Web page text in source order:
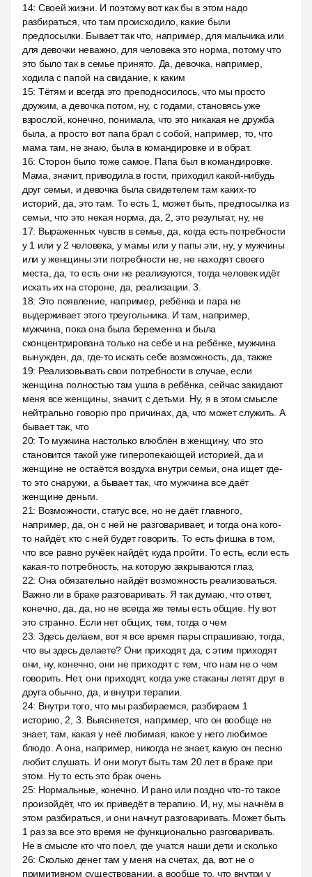
14: Своей жизни. И поэтому вот как бы в этом надо
разбираться, что там происходило, какие были
предпосылки. Бывает так что, например, для мальчика или
для девочки неважно, для человека это норма, потому что
это было так в семье принято. Да, девочка, например,
ходила с папой на свидание, к каким
15: Тётям и всегда это преподносилось, что мы просто
дружим, а девочка потом, ну, с годами, становясь уже
взрослой, конечно, понимала, что это никакая не дружба
была, а просто вот папа брал с собой, например, то, что
мама там, не знаю, была в командировке и в обрат.
16: Сторон было тоже самое. Папа был в командировке.
Мама, значит, приводила в гости, приходил какой-нибудь
друг семьи, и девочка была свидетелем там каких-то
историй, да, это там. То есть 1, может быть, предпосылка из
семьи, что это некая норма, да, 2, это результат, ну, не
17: Выраженных чувств в семье, да, когда есть потребности
у 1 или у 2 человека, у мамы или у папы эти, ну, у мужчины
или у женщины эти потребности не, не находят своего
места, да, то есть они не реализуются, тогда человек идёт
искать их на стороне, да, реализации. 3.
18: Это появление, например, ребёнка и пара не
выдерживает этого треугольника. И там, например,
мужчина, пока она была беременна и была
сконцентрирована только на себе и на ребёнке, мужчина
вынужден, да, где-то искать себе возможность, да, также
19: Реализовывать свои потребности в случае, если
женщина полностью там ушла в ребёнка, сейчас закидают
меня все женщины, значит, с детьми. Ну, я в этом смысле
нейтрально говорю про причинах, да, что может служить. А
бывает так, что
20: То мужчина настолько влюблён в женщину, что это
становится такой уже гиперопекающей историей, да и
женщине не остаётся воздуха внутри семьи, она ищет где-
то это снаружи, а бывает так, что мужчина все даёт
женщине деньги.
21: Возможности, статус все, но не даёт главного,
например, да, он с ней не разговаривает, и тогда она кого-
то найдёт, кто с ней будет говорить. То есть фишка в том,
что все равно ручёек найдёт, куда пройти. То есть, если есть
какая-то потребность, на которую закрываются глаз,
22: Она обязательно найдёт возможность реализоваться.
Важно ли в браке разговаривать. Я так думаю, что ответ,
конечно, да, да, но не всегда же темы есть общие. Ну вот
это странно. Если нет общих, тем, тогда о чем
23: Здесь делаем, вот я все время пары спрашиваю, тогда,
что вы здесь делаете? Они приходят, да, с этим приходят
они, ну, конечно, они не приходят с тем, что нам не о чем
говорить. Нет, они приходят, когда уже стаканы летят друг в
друга обычно, да, и внутри терапии.
24: Внутри того, что мы разбираемся, разбираем 1
историю, 2, 3. Выясняется, например, что он вообще не
знает, там, какая у неё любимая, какое у него любимое
блюдо. А она, например, никогда не знает, какую он песню
любит слушать. И они могут быть там 20 лет в браке при
этом. Ну то есть это брак очень
25: Нормальные, конечно. И рано или поздно что-то такое
произойдёт, что их приведёт в терапию. И, ну, мы начнём в
этом разбираться, и они начнут разговаривать. Может быть
1 раз за все это время не функционально разговаривать.
Не в смысле кто что поел, где учатся наши дети и сколько
26: Сколько денег там у меня на счетах, да, вот не о
примитивном существовании, а вообще то, что внутри у